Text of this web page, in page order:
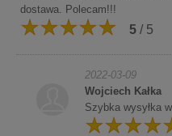
dostawa. Polecam!!!
5 / 5
2022-03-09
Wojciech Kałka
Szybka wysyłka